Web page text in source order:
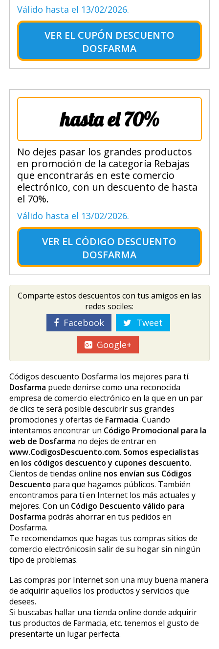
Válido hasta el 13/02/2026.
VER EL CUPÓN DESCUENTO
DOSFARMA
hasta el 70%
No dejes pasar los grandes productos
en promoción de la categoría Rebajas
que encontrarás en este comercio
electrónico, con un descuento de hasta
el 70%.
Válido hasta el 13/02/2026.
VER EL CÓDIGO DESCUENTO
DOSFARMA
Comparte estos descuentos con tus amigos en las
redes sociles:
Facebook
Tweet
Google+
Códigos descuento Dosfarma los mejores para tí.
Dosfarma puede definirse como una reconocida
empresa de comercio electrónico en la que en un par
de clics te será posible descubrir sus grandes
promociones y ofertas de Farmacia. Cuando
intentamos encontrar un Código Promocional para la
web de Dosfarma no dejes de entrar en
www.CodigosDescuento.com. Somos especialistas
en los códigos descuento y cupones descuento.
Cientos de tiendas online nos envían sus Códigos
Descuento para que hagamos públicos. También
encontramos para tí en Internet los más actuales y
mejores. Con un Código Descuento válido para
Dosfarma podrás ahorrar en tus pedidos en
Dosfarma.
Te recomendamos que hagas tus compras sitios de
comercio electrónicosin salir de su hogar sin ningún
tipo de problemas.
Las compras por Internet son una muy buena manera
de adquirir aquellos los productos y servicios que
desees.
Si buscabas hallar una tienda online donde adquirir
tus productos de Farmacia, etc. tenemos el gusto de
presentarte un lugar perfecta.